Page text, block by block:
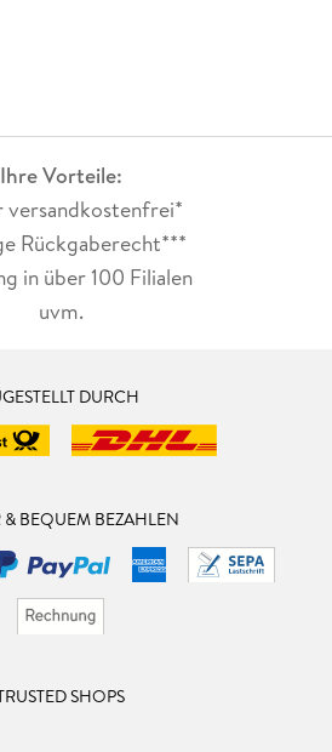
Ihre Vorteile:
versandkostenfrei*
Rückgaberecht***
in über 100 Filialen
uvm.
DURCH
& BEQUEM BEZAHLEN
SHOPS